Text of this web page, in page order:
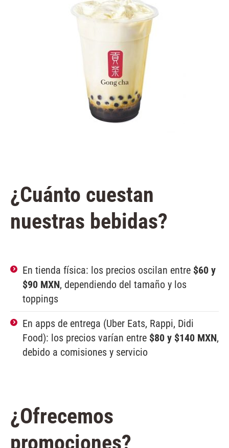
¿Cuánto cuestan
nuestras bebidas?
En tienda física: los precios oscilan entre $60 y
$90 MXN, dependiendo del tamaño y los
toppings
En apps de entrega (Uber Eats, Rappi, Didi
Food): los precios varían entre $80 y $140 MXN,
debido a comisiones y servicio
¿Ofrecemos
promociones?